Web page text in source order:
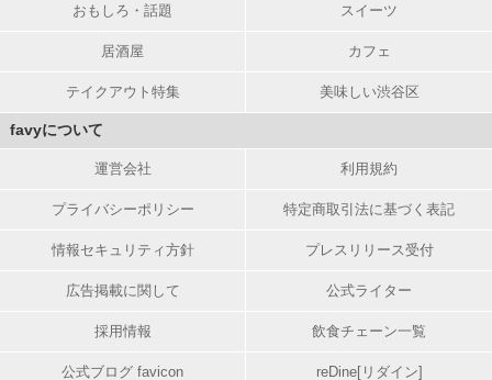
おもしろ・話題 スイーツ
居酒屋 カフェ
テイクアウト特集 美味しい渋谷区
favyについて
運営会社 利用規約
プライバシーポリシー 特定商取引法に基づく表記
情報セキュリティ方針 プレスリリース受付
広告掲載に関して 公式ライター
採用情報 飲食チェーン一覧
公式ブログ favicon reDine[リダイン]